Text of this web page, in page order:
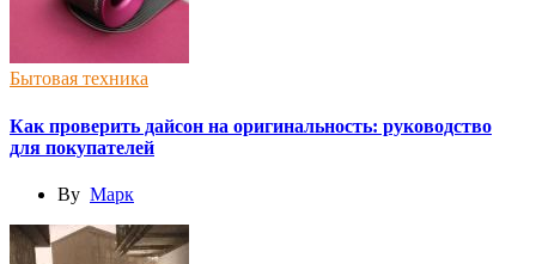
Бытовая техника
Как проверить дайсон на оригинальность: руководство
для покупателей
By Марк